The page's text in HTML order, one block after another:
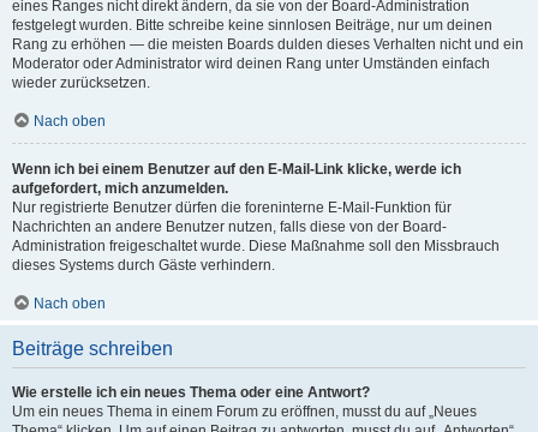
eines Ranges nicht direkt ändern, da sie von der Board-Administration
festgelegt wurden. Bitte schreibe keine sinnlosen Beiträge, nur um deinen
Rang zu erhöhen — die meisten Boards dulden dieses Verhalten nicht und ein
Moderator oder Administrator wird deinen Rang unter Umständen einfach
wieder zurücksetzen.
Nach oben
Wenn ich bei einem Benutzer auf den E-Mail-Link klicke, werde ich
aufgefordert, mich anzumelden.
Nur registrierte Benutzer dürfen die foreninterne E-Mail-Funktion für
Nachrichten an andere Benutzer nutzen, falls diese von der Board-
Administration freigeschaltet wurde. Diese Maßnahme soll den Missbrauch
dieses Systems durch Gäste verhindern.
Nach oben
Beiträge schreiben
Wie erstelle ich ein neues Thema oder eine Antwort?
Um ein neues Thema in einem Forum zu eröffnen, musst du auf „Neues